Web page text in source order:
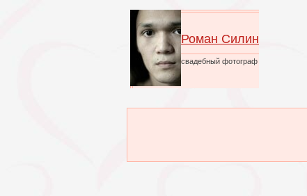
Роман Силин
свадебный фотограф